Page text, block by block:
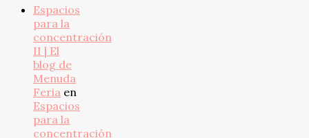
Espacios
para la
concentración
II | El
blog de
Menuda
Feria en
Espacios
para la
concentración